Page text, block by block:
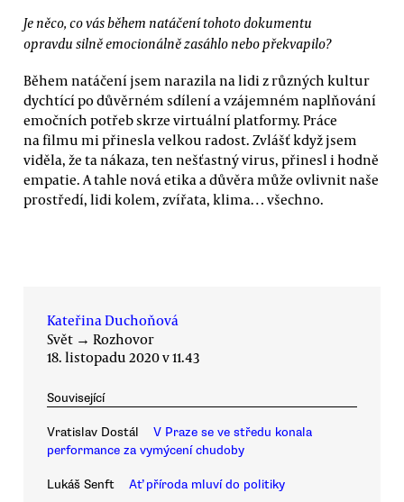
Je něco, co vás během natáčení tohoto dokumentu
opravdu silně emocionálně zasáhlo nebo překvapilo?
Během natáčení jsem narazila na lidi z různých kultur
dychtící po důvěrném sdílení a vzájemném naplňování
emočních potřeb skrze virtuální platformy. Práce
na filmu mi přinesla velkou radost. Zvlášť když jsem
viděla, že ta nákaza, ten nešťastný virus, přinesl i hodně
empatie. A tahle nová etika a důvěra může ovlivnit naše
prostředí, lidi kolem, zvířata, klima… všechno.
Kateřina Duchoňová
Svět → Rozhovor
18. listopadu 2020 v 11.43
Související
Vratislav Dostál
V Praze se ve středu konala
performance za vymýcení chudoby
Lukáš Senft Ať příroda mluví do politiky